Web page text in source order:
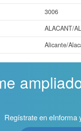
3006
ALACANT/
Alicante/
Regístrate en eInforma